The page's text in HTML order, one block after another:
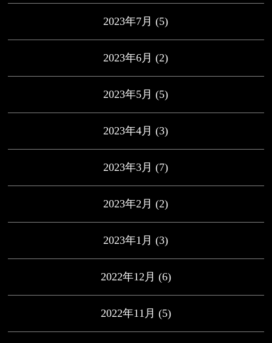
2023年7月 (5)
2023年6月 (2)
2023年5月 (5)
2023年4月 (3)
2023年3月 (7)
2023年2月 (2)
2023年1月 (3)
2022年12月 (6)
2022年11月 (5)